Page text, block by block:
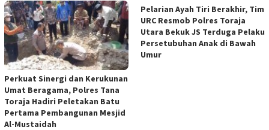
Perkuat Sinergi dan Kerukunan
Umat Beragama, Polres Tana
Toraja Hadiri Peletakan Batu
Pertama Pembangunan Mesjid
Al-Mustaidah
Pelarian Ayah Tiri Berakhir, Tim
URC Resmob Polres Toraja
Utara Bekuk JS Terduga Pelaku
Persetubuhan Anak di Bawah
Umur